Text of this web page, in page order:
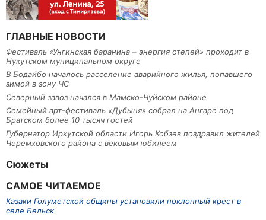
ГЛАВНЫЕ НОВОСТИ
Фестиваль «Унгинская баранина – энергия степей» проходит в
Нукутском муниципальном округе
В Бодайбо началось расселение аварийного жилья, попавшего
зимой в зону ЧС
Северный завоз начался в Мамско-Чуйском районе
Семейный арт-фестиваль «Дубыня» собрал на Ангаре под
Братском более 10 тысяч гостей
Губернатор Иркутской области Игорь Кобзев поздравил жителей
Черемховского района с вековым юбилеем
Сюжеты
САМОЕ ЧИТАЕМОЕ
Казаки Голуметской общины установили поклонный крест в
селе Бельск